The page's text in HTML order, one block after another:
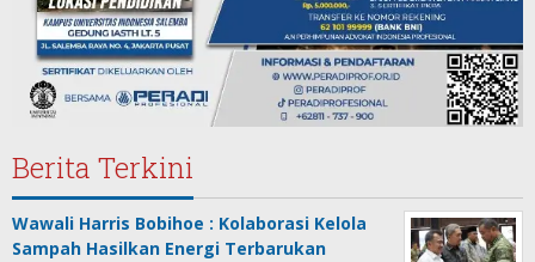
Berita Terkini
Wawali Harris Bobihoe : Kolaborasi Kelola
Sampah Hasilkan Energi Terbarukan